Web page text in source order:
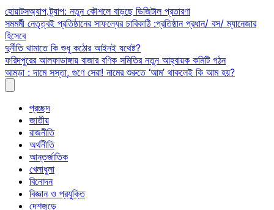
Skip
to
content
হোয়াটসঅ্যাপ ট্র্যাপ: নতুন কৌশলে বাড়ছে ডিজিটাল প্রতারণা
সমমর্মী নেতৃত্বই প্রতিষ্ঠানের সাফল্যের চাবিকাঠি :প্রতিষ্ঠান প্রধান/ বস/ ম্যানেজার
হিসেবে
দুর্নীতি থামাতে কি শুধু কঠোর আইনই যথেষ্ট?
ফরিদপুরের আলফাডাঙ্গায় বাজার বণিক সমিতির নতুন আহ্বায়ক কমিটি গঠন
আমড়া : দামে সস্তা, গুণে সেরা! নামের শুরুতে ‘আম’ থাকলেই কি আম হয়?
প্রচ্ছদ
জাতীয়
রাজনীতি
অর্থনীতি
আন্তর্জাতিক
খেলাধুলা
বিনোদন
বিজ্ঞান ও প্রযুক্তি
দেশজুড়ে